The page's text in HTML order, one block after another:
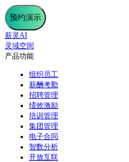
预约演示
薪灵AI
灵域空间
产品功能
组织员工
薪酬考勤
招聘管理
绩效激励
培训管理
集团管理
电子合同
智数分析
开放互联